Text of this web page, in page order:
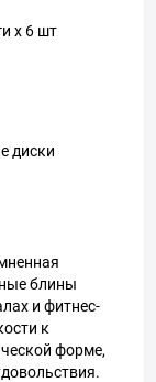
х 6 шт
диски
блины
и фитнес-
к
форме,